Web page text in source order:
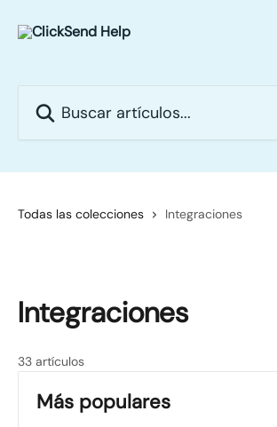
Todas las colecciones Integraciones
Integraciones
33 artículos
Más populares